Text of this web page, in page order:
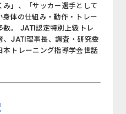
み」、「サッカー選手として
身体の仕組み・動作・トレー
数。 JATI認定特別上級トレ
、JATI理事長、調査・研究委
本トレーニング指導学会世話